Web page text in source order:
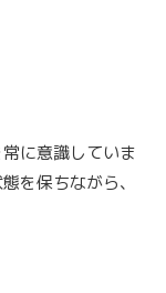
に意識していま
を保ちながら、